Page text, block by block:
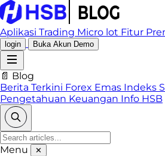
Aplikasi Trading Micro lot Fitur
login Buka Akun Demo
📄 Blog
Berita Terkini Forex Emas Indeks
Pengetahuan Keuangan Info HSB
Menu ✕